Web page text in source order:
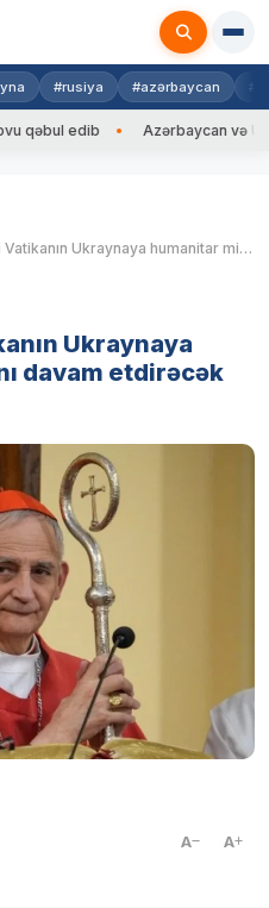
#rusiya #azərbaycan
edib Azərbaycan və
Kardinal Dzuppi Vatikanın Ukraynaya humanitar missiyasını davam etdirəcək
Ukraynaya
davam etdirəcək
A A